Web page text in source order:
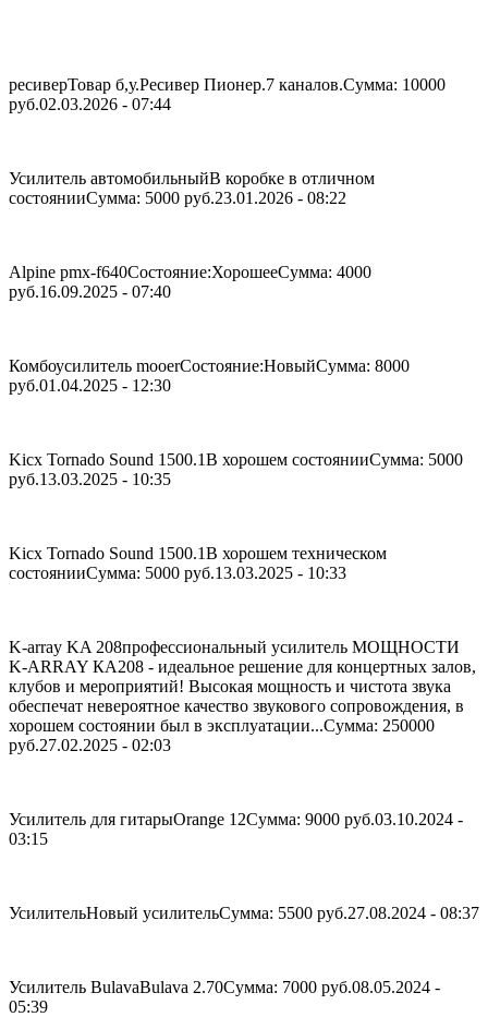
ресиверТовар б,у.Ресивер Пионер.7 каналов.Сумма: 10000
руб.02.03.2026 - 07:44
Усилитель автомобильныйВ коробке в отличном
состоянииСумма: 5000 руб.23.01.2026 - 08:22
Alpine pmx-f640Состояние:ХорошееСумма: 4000
руб.16.09.2025 - 07:40
Комбоусилитель mooerСостояние:НовыйСумма: 8000
руб.01.04.2025 - 12:30
Kicx Tornado Sound 1500.1В хорошем состоянииСумма: 5000
руб.13.03.2025 - 10:35
Kicx Tornado Sound 1500.1В хорошем техническом
состоянииСумма: 5000 руб.13.03.2025 - 10:33
K-array KA 208профессиональный усилитель МОЩНОСТИ
K-ARRAY КA208 - идеальное решение для концертных залов,
клубов и мероприятий! Высокая мощность и чистота звука
обеспечат невероятное качество звукового сопровождения, в
хорошем состоянии был в эксплуатации...Сумма: 250000
руб.27.02.2025 - 02:03
Усилитель для гитарыOrange 12Сумма: 9000 руб.03.10.2024 -
03:15
УсилительНовый усилительСумма: 5500 руб.27.08.2024 - 08:37
Усилитель BulavaBulava 2.70Сумма: 7000 руб.08.05.2024 -
05:39